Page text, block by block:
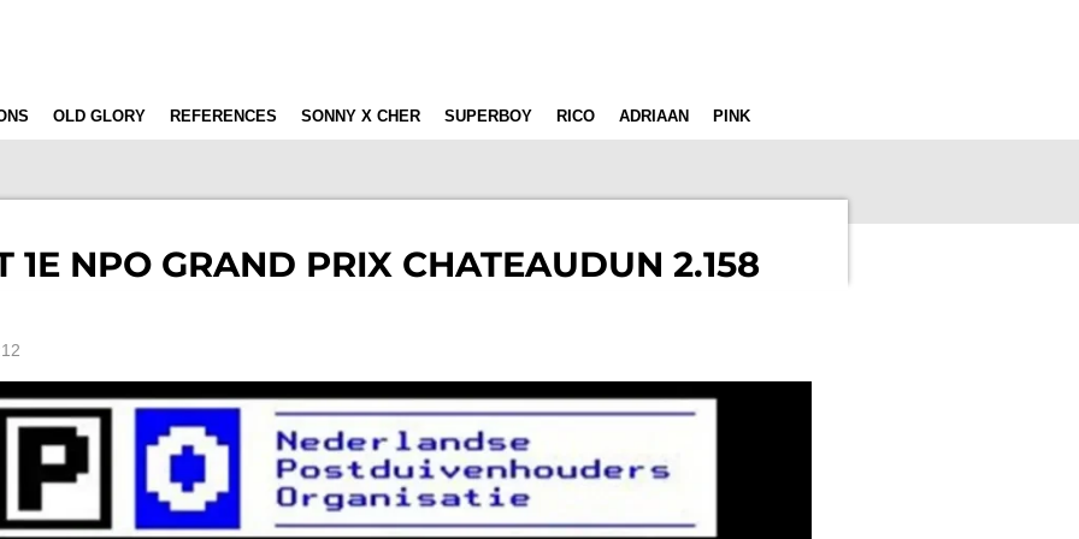
OLD GLORY REFERENCES SONNY X CHER SUPERBOY RICO ADRIAAN PINK
NPO GRAND PRIX CHATEAUDUN 2.158